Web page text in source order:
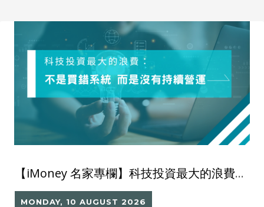
【iMoney 名家專欄】科技投資最大的浪費：不是買錯系統 而是沒有持續營運
MONDAY, 10 AUGUST 2026